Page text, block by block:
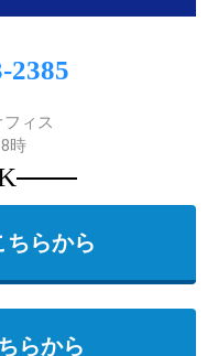
2385
ィス
時
らから
らから